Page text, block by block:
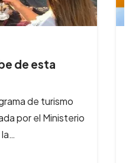
Gracia el
importante del
de…